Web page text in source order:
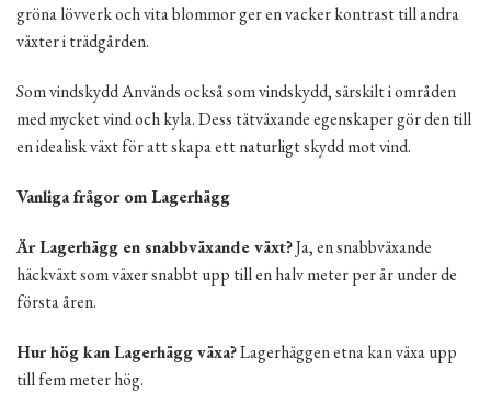
gröna lövverk och vita blommor ger en vacker kontrast till andra
växter i trädgården.
Som vindskydd Används också som vindskydd, särskilt i områden
med mycket vind och kyla. Dess tätväxande egenskaper gör den till
en idealisk växt för att skapa ett naturligt skydd mot vind.
Vanliga frågor om Lagerhägg
Är Lagerhägg en snabbväxande växt?Ja, en snabbväxande
häckväxt som växer snabbt upp till en halv meter per år under de
första åren.
Hur hög kan Lagerhägg växa?Lagerhäggen etna kan växa upp
till fem meter hög.